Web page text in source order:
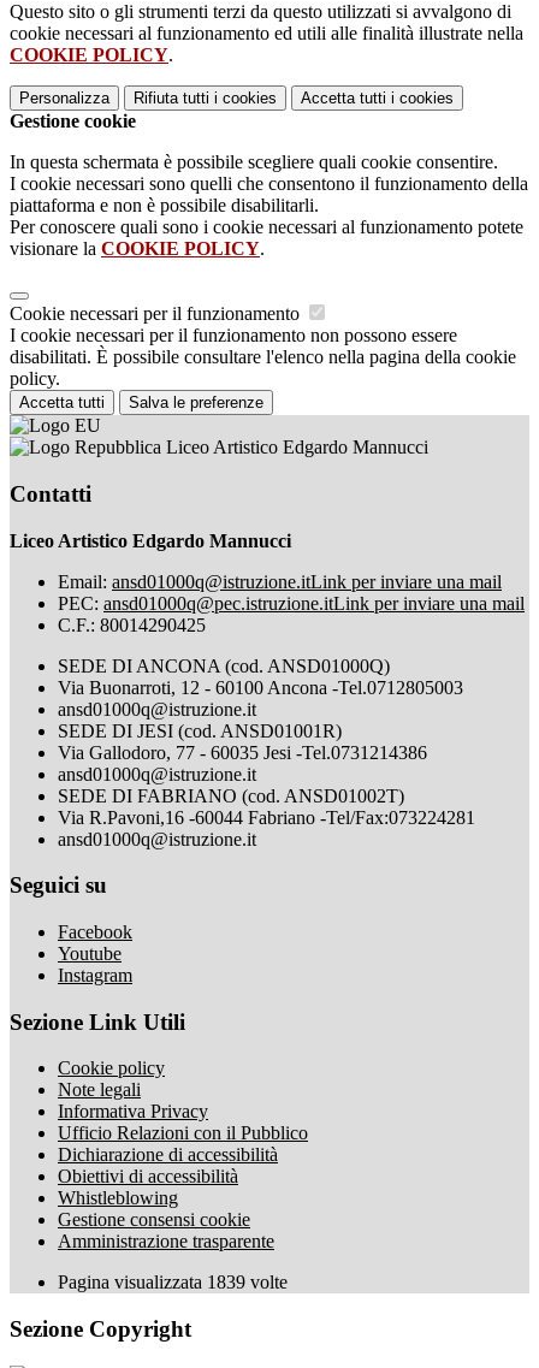
Questo sito o gli strumenti terzi da questo utilizzati si avvalgono di
cookie necessari al funzionamento ed utili alle finalità illustrate nella
COOKIE POLICY.
Personalizza Rifiuta tutti i cookies Accetta tutti i cookies
Gestione cookie
In questa schermata è possibile scegliere quali cookie consentire.
I cookie necessari sono quelli che consentono il funzionamento della
piattaforma e non è possibile disabilitarli.
Per conoscere quali sono i cookie necessari al funzionamento potete
visionare la COOKIE POLICY.
Cookie necessari per il funzionamento
I cookie necessari per il funzionamento non possono essere
disabilitati. È possibile consultare l'elenco nella pagina della cookie
policy.
Accetta tutti Salva le preferenze
Liceo Artistico Edgardo Mannucci
Contatti
Liceo Artistico Edgardo Mannucci
Email: ansd01000q@istruzione.itLink per inviare una mail
PEC: ansd01000q@pec.istruzione.itLink per inviare una mail
C.F.: 80014290425
SEDE DI ANCONA (cod. ANSD01000Q)
Via Buonarroti, 12 - 60100 Ancona -Tel.0712805003
ansd01000q@istruzione.it
SEDE DI JESI (cod. ANSD01001R)
Via Gallodoro, 77 - 60035 Jesi -Tel.0731214386
ansd01000q@istruzione.it
SEDE DI FABRIANO (cod. ANSD01002T)
Via R.Pavoni,16 -60044 Fabriano -Tel/Fax:073224281
ansd01000q@istruzione.it
Seguici su
Facebook
Youtube
Instagram
Sezione Link Utili
Cookie policy
Note legali
Informativa Privacy
Ufficio Relazioni con il Pubblico
Dichiarazione di accessibilità
Obiettivi di accessibilità
Whistleblowing
Gestione consensi cookie
Amministrazione trasparente
Pagina visualizzata 1839 volte
Sezione Copyright